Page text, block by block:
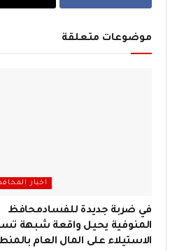
موضوعات متعلقة
اخبار
في ضربة جديدة للفسادمحافظ
المنوفية يحيل واقعة شبهة
الاستيلاء على المال العام